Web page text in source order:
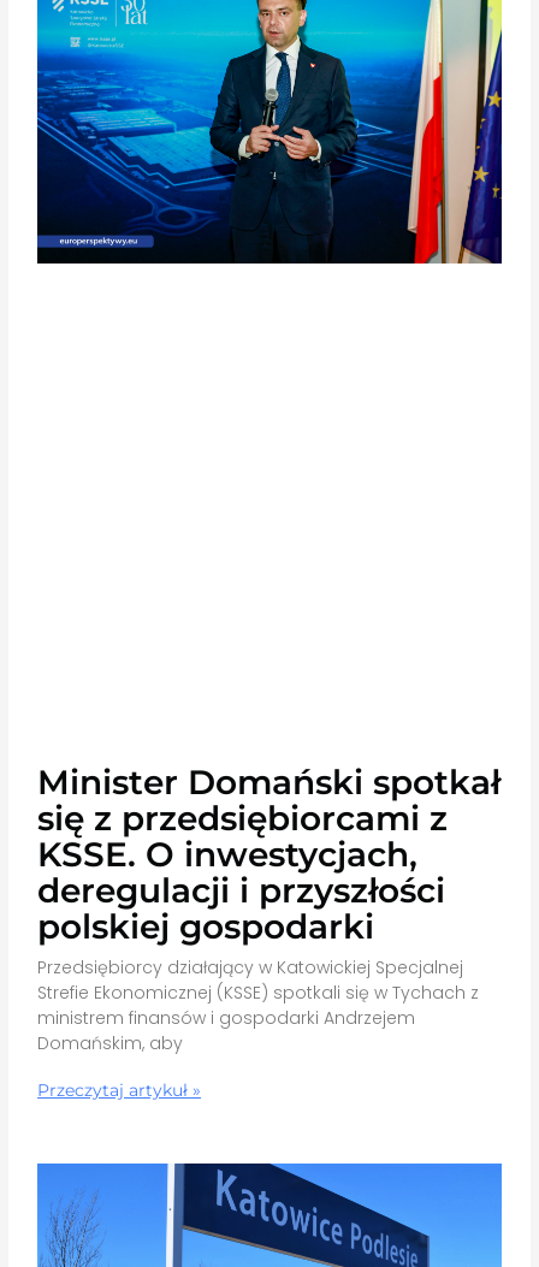
Minister Domański spotkał
się z przedsiębiorcami z
KSSE. O inwestycjach,
deregulacji i przyszłości
polskiej gospodarki
Przedsiębiorcy działający w Katowickiej Specjalnej
Strefie Ekonomicznej (KSSE) spotkali się w Tychach z
ministrem finansów i gospodarki Andrzejem
Domańskim, aby
Przeczytaj artykuł »